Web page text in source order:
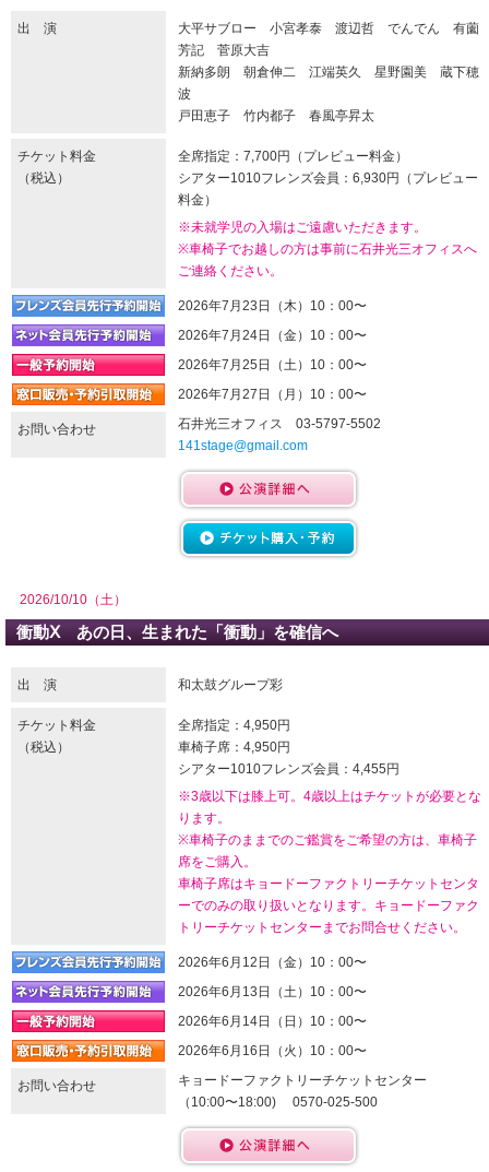
出 演
大平サブロー 小宮孝泰 渡辺哲 でんでん 有薗
芳記 菅原大吉
新納多朗 朝倉伸二 江端英久 星野園美 蔵下穂
波
戸田恵子 竹内都子 春風亭昇太
チケット料金
（税込）
全席指定：7,700円（プレビュー料金）
シアター1010フレンズ会員：6,930円（プレビュー
料金）
※未就学児の入場はご遠慮いただきます。
※車椅子でお越しの方は事前に石井光三オフィスへ
ご連絡ください。
2026年7月23日（木）10：00〜
2026年7月24日（金）10：00〜
2026年7月25日（土）10：00〜
2026年7月27日（月）10：00〜
お問い合わせ
石井光三オフィス 03-5797-5502
141stage@gmail.com
2026/10/10（土）
衝動Ⅹ あの日、生まれた「衝動」を確信へ
出 演 和太鼓グループ彩
チケット料金
（税込）
全席指定：4,950円
車椅子席：4,950円
シアター1010フレンズ会員：4,455円
※3歳以下は膝上可。4歳以上はチケットが必要とな
ります。
※車椅子のままでのご鑑賞をご希望の方は、車椅子
席をご購入。
車椅子席はキョードーファクトリーチケットセンタ
ーでのみの取り扱いとなります。キョードーファク
トリーチケットセンターまでお問合せください。
2026年6月12日（金）10：00〜
2026年6月13日（土）10：00〜
2026年6月14日（日）10：00〜
2026年6月16日（火）10：00〜
お問い合わせ
キョードーファクトリーチケットセンター
（10:00〜18:00) 0570-025-500